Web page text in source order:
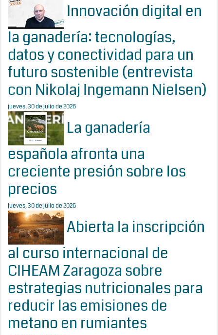
Innovación digital en
la ganadería: tecnologías,
datos y conectividad para un
futuro sostenible (entrevista
con Nikolaj Ingemann Nielsen)
jueves, 30 de julio de 2026
La ganadería
española afronta una
creciente presión sobre los
precios
jueves, 30 de julio de 2026
Abierta la inscripción
al curso internacional de
CIHEAM Zaragoza sobre
estrategias nutricionales para
reducir las emisiones de
metano en rumiantes